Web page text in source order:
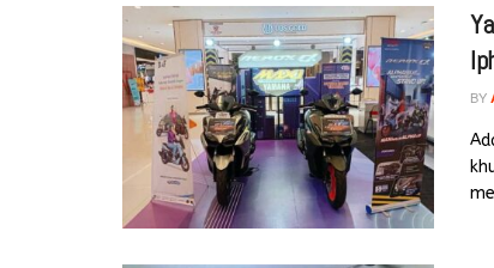
BY